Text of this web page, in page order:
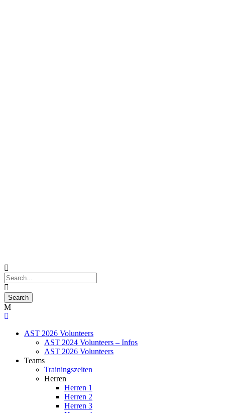
AST 2026 Volunteers
AST 2024 Volunteers – Infos
AST 2026 Volunteers
Teams
Trainingszeiten
Herren
Herren 1
Herren 2
Herren 3